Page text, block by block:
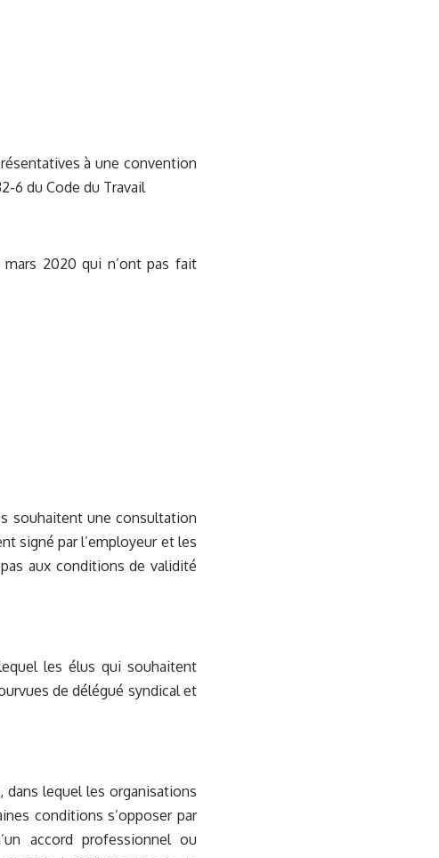
à une convention
6 du Code du Travail
mars 2020 qui n’ont pas fait
souhaitent une consultation
signé par l’employeur et les
aux conditions de validité
les élus qui souhaitent
de délégué syndical et
dans lequel les organisations
conditions s’opposer par
accord professionnel ou